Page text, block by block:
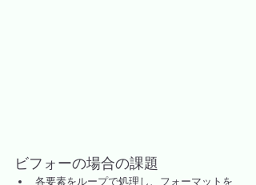
ビフォーの場合の課題
各要素をループで処理し、フォーマットを